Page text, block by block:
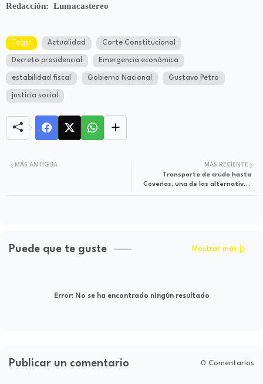
Redacción: Lumacastereo
Tags: Actualidad Corte Constitucional
Decreto presidencial Emergencia económica
estabilidad fiscal Gobierno Nacional Gustavo Petro
justicia social
MÁS RECIENTE
Transporte de crudo hasta
Coveñas, una de las alternativas
MÁS ANTIGUA
Puede que te guste Mostrar más
Error:No se ha encontrado ningún resultado
Publicar un comentario 0 Comentarios